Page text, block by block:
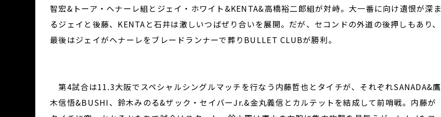
智宏&トーア・ヘナーレ組とジェイ・ホワイト&KENTA&高橋裕二郎組が対峙。大一番に向け遺恨が深ま
るジェイと後藤、KENTAと石井は激しいつばぜり合いを展開。だが、セコンドの外道の後押しもあり、
最後はジェイがヘナーレをブレードランナーで葬りBULLET CLUBが勝利。
第4試合は11.3大阪でスペシャルシングルマッチを行なう内藤哲也とタイチが、それぞれSANADA&鷹
木信悟&BUSHI、鈴木みのる&ザック・セイバーJr.&金丸義信とカルテットを結成して前哨戦。内藤が